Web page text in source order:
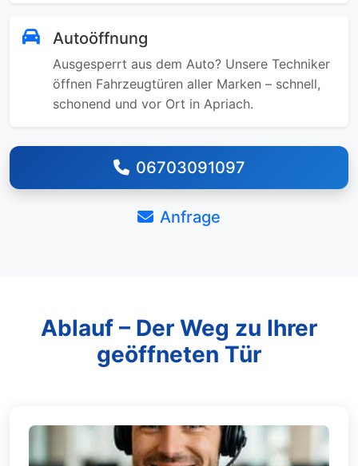
Autoöffnung
Ausgesperrt aus dem Auto? Unsere Techniker
öffnen Fahrzeugtüren aller Marken – schnell,
schonend und vor Ort in Apriach.
06703091097
Anfrage
Ablauf – Der Weg zu Ihrer
geöffneten Tür